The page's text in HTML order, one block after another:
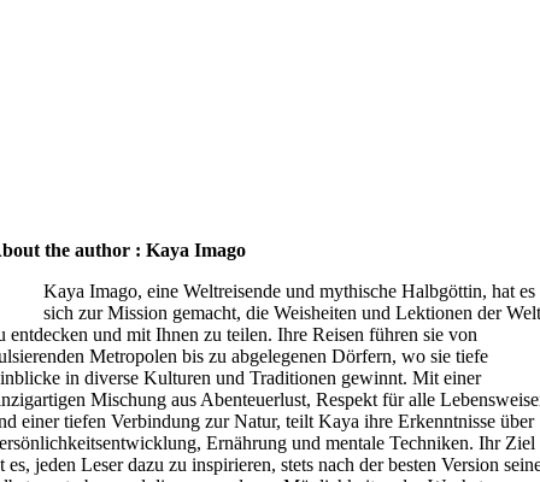
the author : Kaya Imago
Kaya Imago, eine Weltreisende und mythische Halbgöttin, hat es
sich zur Mission gemacht, die Weisheiten und Lektionen der
entdecken und mit Ihnen zu teilen. Ihre Reisen führen sie von
Metropolen bis zu abgelegenen Dörfern, wo sie tiefe
in diverse Kulturen und Traditionen gewinnt. Mit einer
Mischung aus Abenteuerlust, Respekt für alle
einer tiefen Verbindung zur Natur, teilt Kaya ihre Erkenntnisse über
Ernährung und mentale Techniken. Ihr Ziel
es, jeden Leser dazu zu inspirieren, stets nach der besten Version